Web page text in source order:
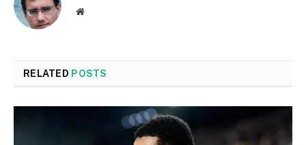
Website
RELATED POSTS